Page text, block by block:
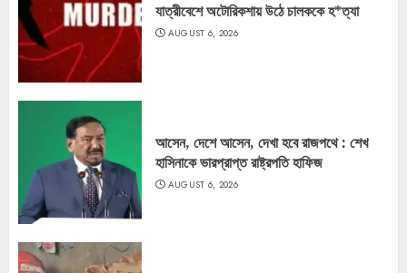
যাত্রীবেশে অটোরিকশায় উঠে চালককে হ*ত্যা
AUGUST 6, 2026
আসেন, দেশে আসেন, দেখা হবে রাজপথে : শেখ
হাসিনাকে ভারপ্রাপ্ত রাষ্ট্রপতি হাফিজ
AUGUST 6, 2026